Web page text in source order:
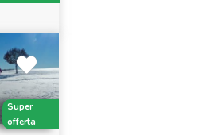
Super
offerta